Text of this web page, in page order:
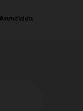
Anmelden